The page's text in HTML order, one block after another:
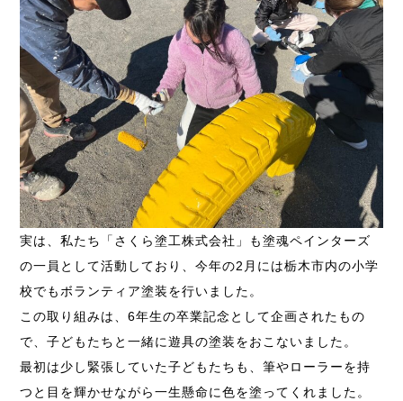
実は、私たち「さくら塗工株式会社」も塗魂ペインターズ
の一員として活動しており、今年の2月には栃木市内の小学
校でもボランティア塗装を行いました。
この取り組みは、6年生の卒業記念として企画されたもの
で、子どもたちと一緒に遊具の塗装をおこないました。
最初は少し緊張していた子どもたちも、筆やローラーを持
つと目を輝かせながら一生懸命に色を塗ってくれました。